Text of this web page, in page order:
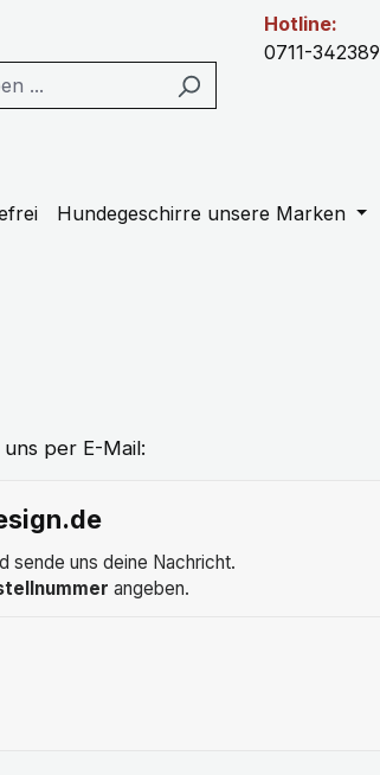
Hotline:
0711-
Hundegeschirre unsere Marken
per E-Mail:
sende uns deine Nachricht.
angeben.